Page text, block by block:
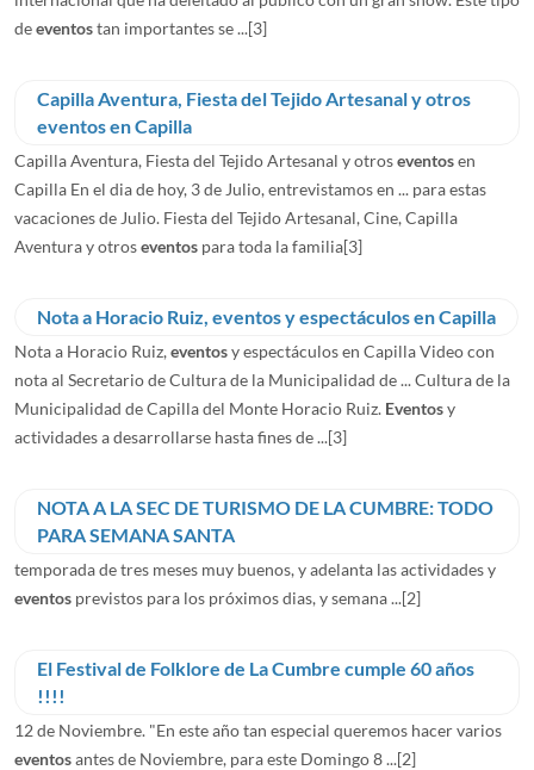
deeventostan importantes se ...[3]
Capilla Aventura, Fiesta del Tejido Artesanal y otros
eventos en Capilla
Capilla Aventura, Fiesta del Tejido Artesanal y otroseventosen
Capilla En el dia de hoy, 3 de Julio, entrevistamos en ... para estas
vacaciones de Julio. Fiesta del Tejido Artesanal, Cine, Capilla
Aventura y otroseventos para toda la familia[3]
Nota a Horacio Ruiz, eventos y espectáculos en Capilla
Nota a Horacio Ruiz,eventosy espectáculos en Capilla Video con
nota al Secretario de Cultura de la Municipalidad de ... Cultura de la
Municipalidad de Capilla del Monte Horacio Ruiz. Eventosy
actividades a desarrollarse hasta fines de ...[3]
NOTA A LA SEC DE TURISMO DE LA CUMBRE: TODO
PARA SEMANA SANTA
temporada de tres meses muy buenos, y adelanta las actividades y
eventos previstos para los próximos dias, y semana ...[2]
El Festival de Folklore de La Cumbre cumple 60 años
!!!!
12 de Noviembre. "En este año tan especial queremos hacer varios
eventosantes de Noviembre, para este Domingo 8 ...[2]